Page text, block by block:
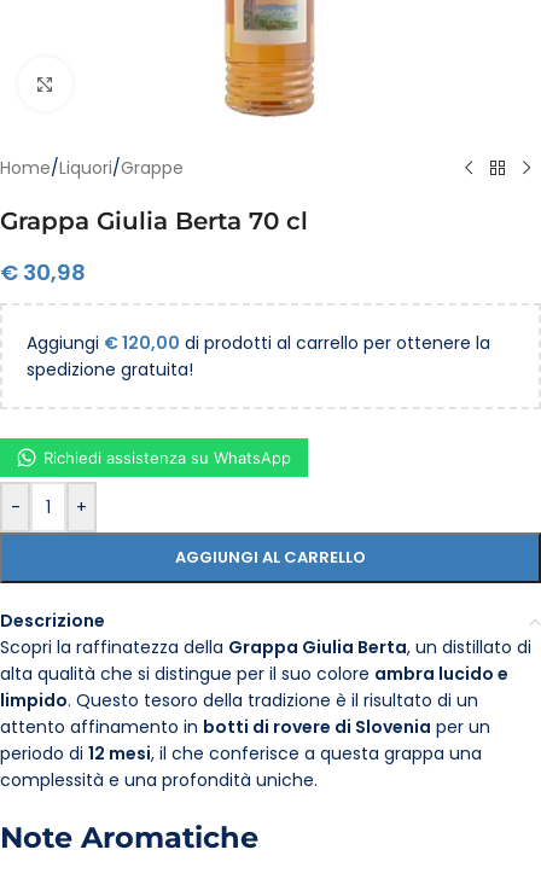
Clicca per ingrandire
Home/Liquori/Grappe
Grappa Giulia Berta 70 cl
€ 30,98
Aggiungi €120,00 di prodotti al carrello per ottenere la
spedizione gratuita!
- +
AGGIUNGI AL CARRELLO
Richiedi assistenza su WhatsApp
Descrizione
Scopri la raffinatezza della Grappa Giulia Berta, un distillato di
alta qualità che si distingue per il suo colore ambra lucido e
limpido. Questo tesoro della tradizione è il risultato di un
attento affinamento in botti di rovere di Slovenia per un
periodo di 12 mesi, il che conferisce a questa grappa una
complessità e una profondità uniche.
Note Aromatiche